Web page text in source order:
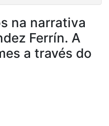
na narrativa
Ferrín. A
a través do